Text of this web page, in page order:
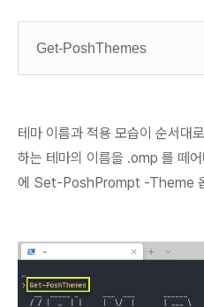
Get-PoshThemes
테마 이름과 적용 모습이 순서대
하는 테마의 이름을 .omp 를 떼
에 Set-PoshPrompt -Theme